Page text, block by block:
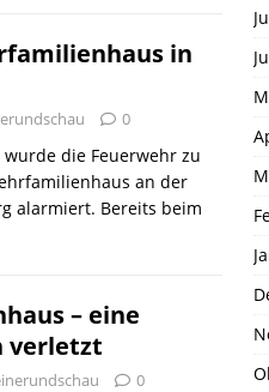
in
0
die Feuerwehr zu
an der
alarmiert. Bereits beim
– eine
verletzt
0